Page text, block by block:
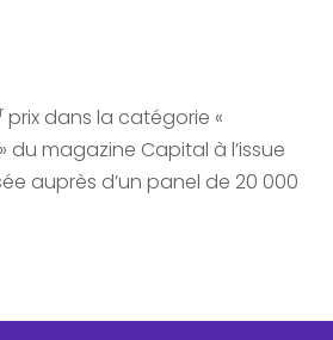
prix dans la catégorie «
du magazine Capital à l’issue
auprès d’un panel de 20 000